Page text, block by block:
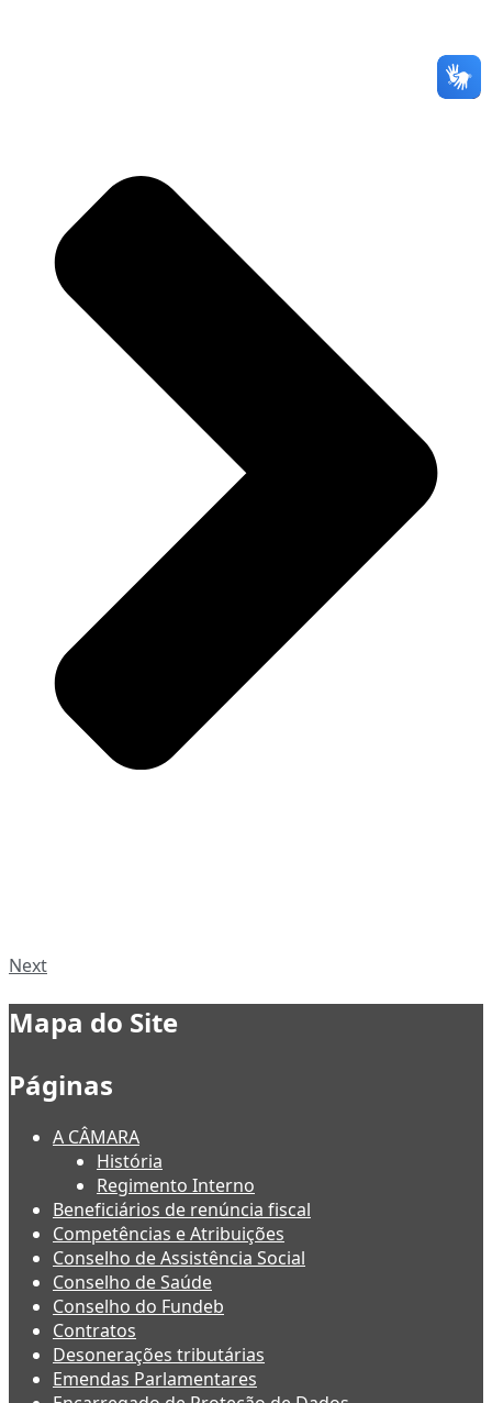
Next
Mapa do Site
Páginas
A CÂMARA
História
Regimento Interno
Beneficiários de renúncia fiscal
Competências e Atribuições
Conselho de Assistência Social
Conselho de Saúde
Conselho do Fundeb
Contratos
Desonerações tributárias
Emendas Parlamentares